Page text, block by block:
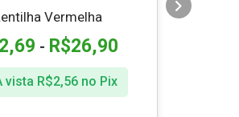
Vermelha
2,69 - R$26,90
vista R$2,56 no Pix